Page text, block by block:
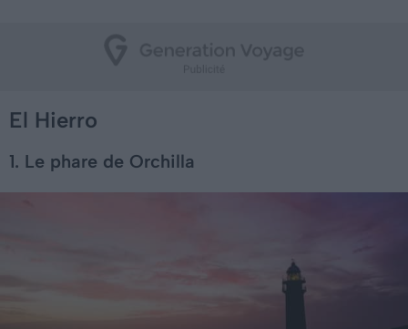
El Hierro
1. Le phare de Orchilla